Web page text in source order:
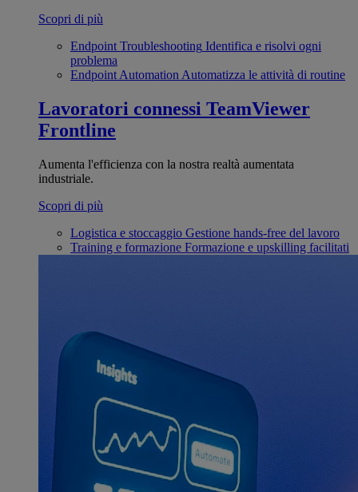
Scopri di più
Endpoint Troubleshooting Identifica e risolvi ogni
problema
Endpoint Automation Automatizza le attività di routine
Lavoratori connessi TeamViewer
Frontline
Aumenta l'efficienza con la nostra realtà aumentata
industriale.
Scopri di più
Logistica e stoccaggio Gestione hands-free del lavoro
Training e formazione Formazione e upskilling facilitati